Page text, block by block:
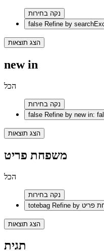
נקה בחירות
false Refine by
הצג תוצאות
new in
הכל
נקה בחירות
false Refine by new in:
הצג תוצאות
משפחת פריט
הכל
נקה בחירות
totebag
הצג תוצאות
תגית